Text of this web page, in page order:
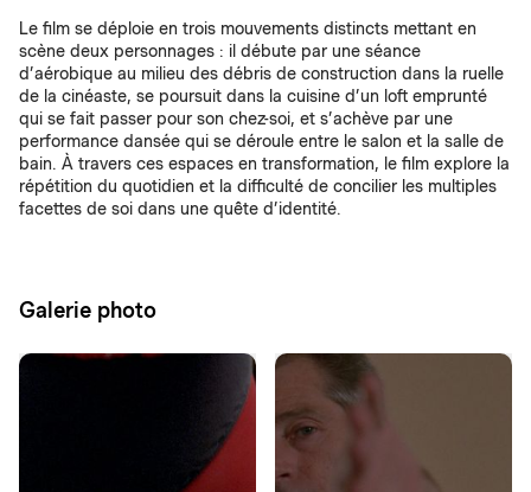
Le film se déploie en trois mouvements distincts mettant en
scène deux personnages : il débute par une séance
d’aérobique au milieu des débris de construction dans la ruelle
de la cinéaste, se poursuit dans la cuisine d’un loft emprunté
qui se fait passer pour son chez-soi, et s’achève par une
performance dansée qui se déroule entre le salon et la salle de
bain. À travers ces espaces en transformation, le film explore la
répétition du quotidien et la difficulté de concilier les multiples
facettes de soi dans une quête d’identité.
Galerie photo